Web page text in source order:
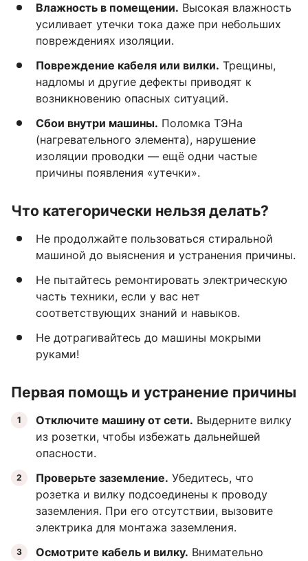
Влажность в помещении. Высокая влажность
усиливает утечки тока даже при небольших
повреждениях изоляции.
Повреждение кабеля или вилки. Трещины,
надломы и другие дефекты приводят к
возникновению опасных ситуаций.
Сбои внутри машины. Поломка ТЭНа
(нагревательного элемента), нарушение
изоляции проводки — ещё одни частые
причины появления «утечки».
Что категорически нельзя делать?
Не продолжайте пользоваться стиральной
машиной до выяснения и устранения причины.
Не пытайтесь ремонтировать электрическую
часть техники, если у вас нет
соответствующих знаний и навыков.
Не дотрагивайтесь до машины мокрыми
руками!
Первая помощь и устранение причины
Отключите машину от сети. Выдерните вилку
из розетки, чтобы избежать дальнейшей
опасности.
Проверьте заземление. Убедитесь, что
розетка и вилку подсоединены к проводу
заземления. При его отсутствии, вызовите
электрика для монтажа заземления.
Осмотрите кабель и вилку. Внимательно